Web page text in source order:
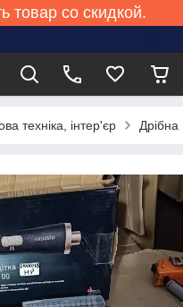
товар со скидкой.
техніка, інтер'єр Дрібна